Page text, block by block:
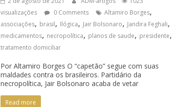
visualizações
0 Comments Altamiro Borges,
associações, brasil, Ilógica, Jair Bolsonaro, Jandira Feghali,
medicamentos, necropolítica, planos de saude, presidente,
tratamento domiciliar
Por Altamiro Borges O “capetão” segue com suas
maldades contra os brasileiros. Partidário da
necropolítica, Jair Bolsonaro acaba de vetar
Read more